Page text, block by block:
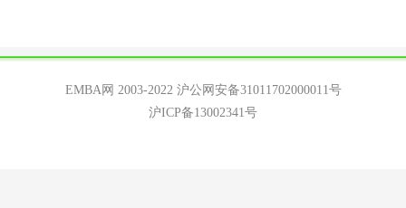
EMBA网 2003-2022 沪公网安备31011702000011号
沪ICP备13002341号